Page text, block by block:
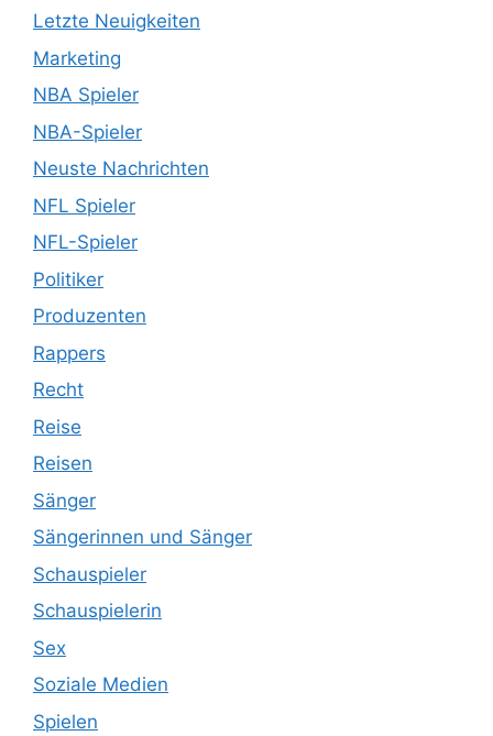
Letzte Neuigkeiten
Marketing
NBA Spieler
NBA-Spieler
Neuste Nachrichten
NFL Spieler
NFL-Spieler
Politiker
Produzenten
Rappers
Recht
Reise
Reisen
Sänger
Sängerinnen und Sänger
Schauspieler
Schauspielerin
Sex
Soziale Medien
Spielen